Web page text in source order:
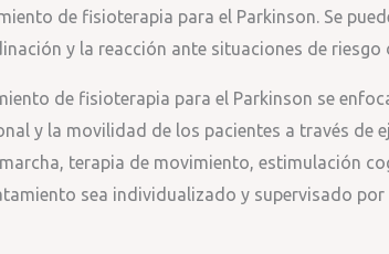
de fisioterapia para el Parkinson. Se
y la reacción ante situaciones de riesgo
de fisioterapia para el Parkinson se
y la movilidad de los pacientes a través de
terapia de movimiento, estimulación
sea individualizado y supervisado